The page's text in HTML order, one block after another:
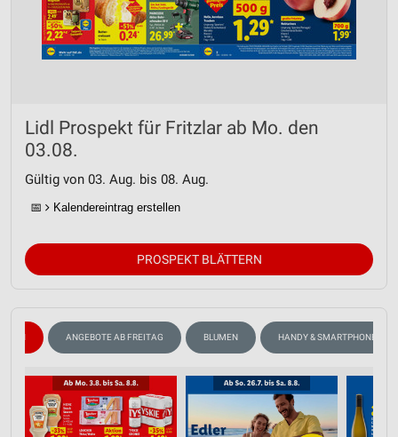
Lidl Prospekt für Fritzlar ab Mo. den
03.08.
Gültig von 03. Aug. bis 08. Aug.
📅 Kalendereintrag erstellen
PROSPEKT BLÄTTERN
WEIN ANGEBOTE AB FREITAG BLUMEN HANDY & SMARTPHONE